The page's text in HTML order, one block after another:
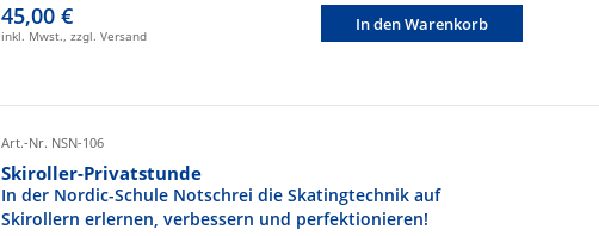
45,00 €
inkl. Mwst., zzgl. Versand
In den Warenkorb
Art.-Nr. NSN-106
Skiroller-Privatstunde
In der Nordic-Schule Notschrei die Skatingtechnik auf
Skirollern erlernen, verbessern und perfektionieren!